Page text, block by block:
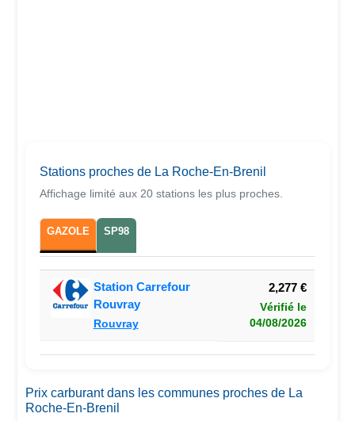
Stations proches de La Roche-En-Brenil
Affichage limité aux 20 stations les plus proches.
GAZOLE SP98
Station Carrefour
Rouvray
Rouvray
2,277 €
Vérifié le
04/08/2026
Prix carburant dans les communes proches de La
Roche-En-Brenil